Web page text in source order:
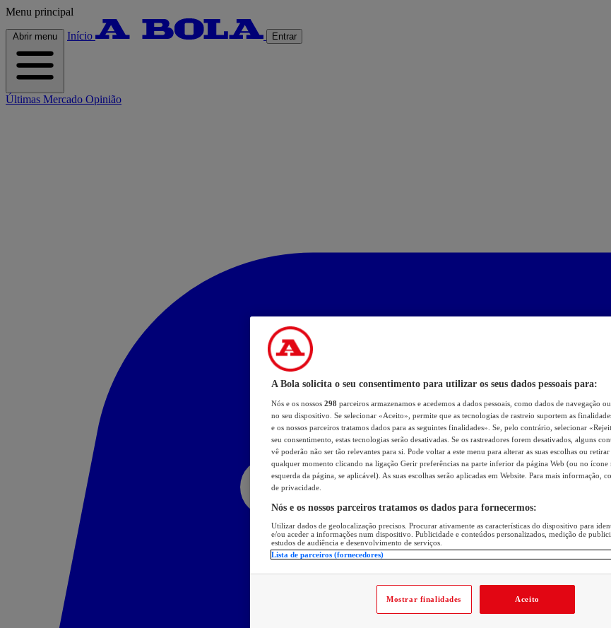
Menu principal
Abrir menu Início Entrar
Últimas Mercado Opinião
A Bola solicita o seu consentimento para utilizar os seus dados pessoais para:
Nós e os nossos 298 parceiros armazenamos e acedemos a dados pessoais, como dados de navegação
no seu dispositivo. Se selecionar «Aceito», permite que as tecnologias de rastreio suportem as
e os nossos parceiros tratamos dados para as seguintes finalidades». Se, pelo contrário, selecionar
seu consentimento, estas tecnologias serão desativadas. Se os rastreadores forem desativados, alguns
vê poderão não ser tão relevantes para si. Pode voltar a este menu para alterar as suas escolhas ou
qualquer momento clicando na ligação Gerir preferências na parte inferior da página Web (ou no
esquerda da página, se aplicável). As suas escolhas serão aplicadas em Website. Para mais informação,
de privacidade.
Nós e os nossos parceiros tratamos os dados para fornecermos:
Utilizar dados de geolocalização precisos. Procurar ativamente as características do dispositivo para
e/ou aceder a informações num dispositivo. Publicidade e conteúdos personalizados, medição de
estudos de audiência e desenvolvimento de serviços.
Lista de parceiros (fornecedores)
Mostrar finalidades Aceito